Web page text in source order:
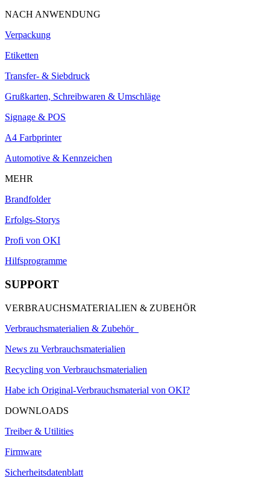
NACH ANWENDUNG
Verpackung
Etiketten
Transfer- & Siebdruck
Grußkarten, Schreibwaren & Umschläge
Signage & POS
A4 Farbprinter
Automotive & Kennzeichen
MEHR
Brandfolder
Erfolgs-Storys
Profi von OKI
Hilfsprogramme
SUPPORT
VERBRAUCHSMATERIALIEN & ZUBEHÖR
Verbrauchsmaterialien & Zubehör
News zu Verbrauchsmaterialien
Recycling von Verbrauchsmaterialien
Habe ich Original-Verbrauchsmaterial von OKI?
DOWNLOADS
Treiber & Utilities
Firmware
Sicherheitsdatenblatt